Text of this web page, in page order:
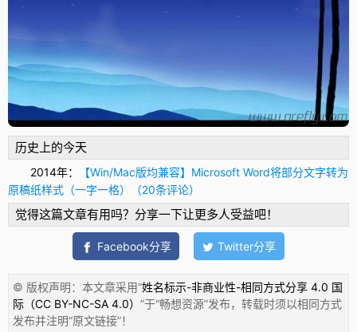
历史上的今天
2014年：
【Win/Mac版均兼容】Microsoft Word将部分文字转为
原稿纸样式（一字一格）（20条评论）
觉得这篇文章有用吗？分享一下让更多人受益吧！
Facebook分享 Twitter分享
© 版权声明：本文章采用“姓名标示-非商业性-相同方式分享 4.0 国
际（CC BY-NC-SA 4.0） ”于“畅想资源”发布，转载时须以相同方式
发布并注明“原文链接”！